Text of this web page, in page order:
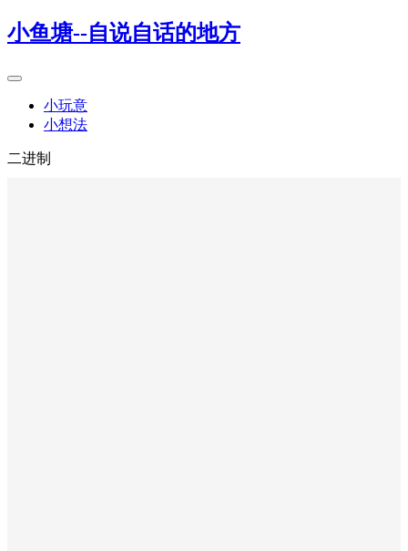
小鱼塘--自说自话的地方
小玩意
小想法
二进制